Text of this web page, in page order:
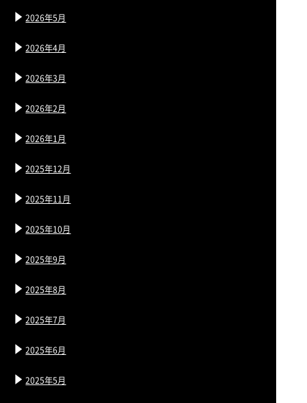
2026年5月
2026年4月
2026年3月
2026年2月
2026年1月
2025年12月
2025年11月
2025年10月
2025年9月
2025年8月
2025年7月
2025年6月
2025年5月